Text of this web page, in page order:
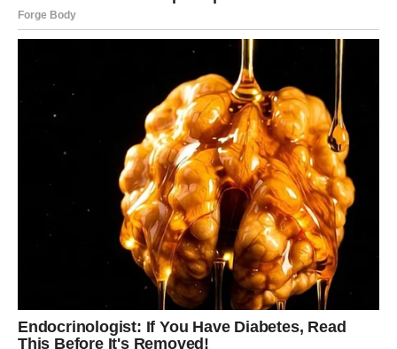
Na poslovnom planu, Device ulaze u fazu stabilizacije i
priznanja. Vaš trud, koji je dugo bio nevidljiv, sada dolazi
do izražaja. Moguća je nova odgovornost, ali ovog puta
ona donosi i osećaj zadovoljstva, a ne iscrpljenosti. Ako
ste razmišljali o promeni posla ili pravca, sada se
pojavljuje prilika koja deluje „tačno kako treba“ – bez
prevelikog rizika, ali sa dugoročnim potencijalom.
U ljubavi, Devica doživljava duboku promenu. Odnosi koji
su bili nejasni ili emotivno hladni dolaze do tačke
razrešenja. Ili se stvari popravljaju kroz iskren razgovor i
razumevanje, ili vi birate mir i izlazak iz odnosa koji vas je
trošio. Slobodne Device mogu upoznati osobu koja
donosi osećaj sigurnosti i emocionalne zrelosti.